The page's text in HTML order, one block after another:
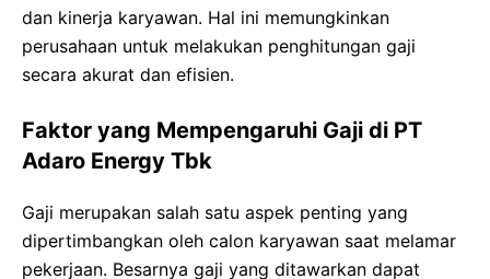
dan kinerja karyawan. Hal ini memungkinkan
perusahaan untuk melakukan penghitungan gaji
secara akurat dan efisien.
Faktor yang Mempengaruhi Gaji di PT
Adaro Energy Tbk
Gaji merupakan salah satu aspek penting yang
dipertimbangkan oleh calon karyawan saat melamar
pekerjaan. Besarnya gaji yang ditawarkan dapat